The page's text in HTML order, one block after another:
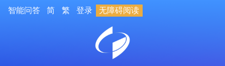
智能问答 简 繁 登录 无障碍阅读